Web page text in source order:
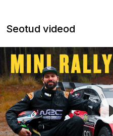
Seotud videod